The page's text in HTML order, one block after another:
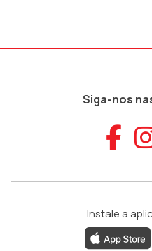
Siga-nos
Instale a